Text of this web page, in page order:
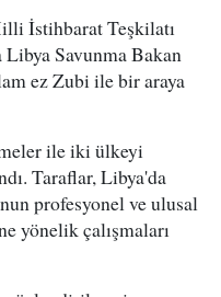
İstihbarat Teşkilatı
Savunma Bakan
ez Zubi ile bir araya
ile iki ülkeyi
Taraflar, Libya'da
profesyonel ve ulusal
yönelik çalışmaları